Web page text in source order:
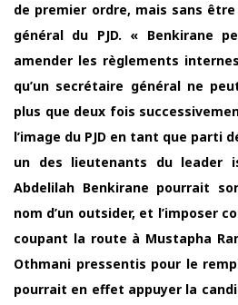
de premier ordre, mais sans
général du PJD. « Benkirane
amender les règlements
qu’un secrétaire général ne
plus que deux fois
l’image du PJD en tant que parti
un des lieutenants du leader
Abdelilah Benkirane pourrait
nom d’un outsider, et l’imposer
coupant la route à Mustapha
Othmani pressentis pour le
pourrait en effet appuyer la